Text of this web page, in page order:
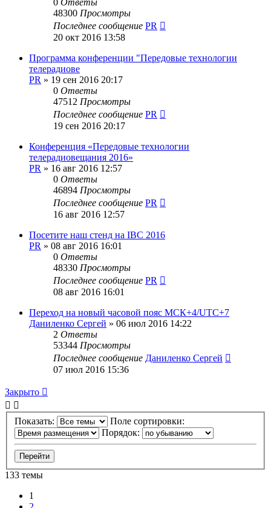
48300 Просмотры
Последнее сообщение PR
20 окт 2016 13:58
Программа конференции "Передовые технологии
телерадиове
PR » 19 сен 2016 20:17
0 Ответы
47512 Просмотры
Последнее сообщение PR
19 сен 2016 20:17
Конференция «Передовые технологии
телерадиовещания 2016»
PR » 16 авг 2016 12:57
0 Ответы
46894 Просмотры
Последнее сообщение PR
16 авг 2016 12:57
Посетите наш стенд на IBC 2016
PR » 08 авг 2016 16:01
0 Ответы
48330 Просмотры
Последнее сообщение PR
08 авг 2016 16:01
Переход на новый часовой пояс МСК+4/UTC+7
Даниленко Сергей » 06 июл 2016 14:22
2 Ответы
53344 Просмотры
Последнее сообщение Даниленко Сергей
07 июл 2016 15:36
Закрыто
Показать:
Поле сортировки:
Порядок:
133 темы
1